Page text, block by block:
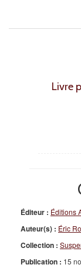
Livre
Éditeur : Éditions
Auteur(s) : Éric
Collection :
Publication : 15